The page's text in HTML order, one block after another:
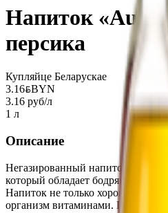
Напиток
персика
Купляйце Беларускае
3.16BYNBYN
3.16 руб/л
1 л
Описание
Негазированный напиток с
который обладает бодрящими и
Напиток не только хорошо
организм витаминами. Вкусно и